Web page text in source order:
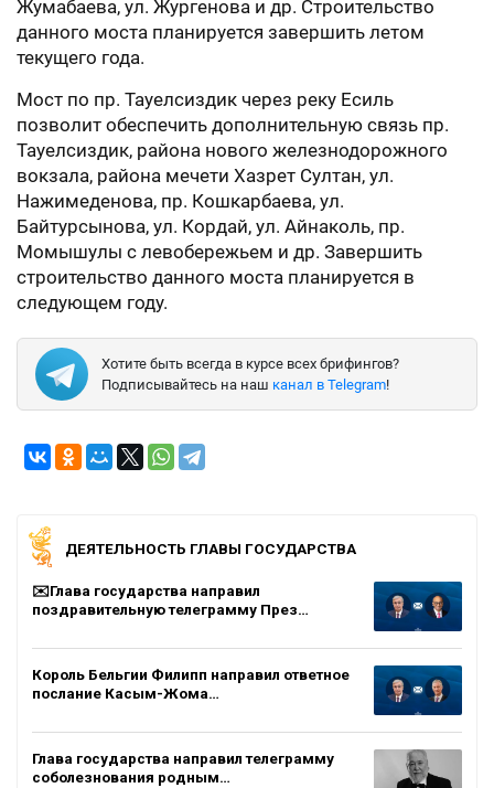
Жумабаева, ул. Жургенова и др. Строительство
данного моста планируется завершить летом
текущего года.
Мост по пр. Тауелсиздик через реку Есиль
позволит обеспечить дополнительную связь пр.
Тауелсиздик, района нового железнодорожного
вокзала, района мечети Хазрет Султан, ул.
Нажимеденова, пр. Кошкарбаева, ул.
Байтурсынова, ул. Кордай, ул. Айнаколь, пр.
Момышулы с левобережьем и др. Завершить
строительство данного моста планируется в
следующем году.
Хотите быть всегда в курсе всех брифингов?
Подписывайтесь на наш канал в Telegram!
ДЕЯТЕЛЬНОСТЬ ГЛАВЫ ГОСУДАРСТВА
✉️Глава государства направил
поздравительную телеграмму През…
Король Бельгии Филипп направил ответное
послание Касым-Жома…
Глава государства направил телеграмму
соболезнования родным…